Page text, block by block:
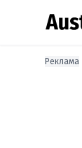
Реклама